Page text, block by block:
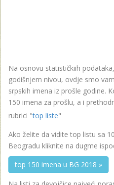
Na osnovu statističkiih
godišnjem nivou, ovdje smo
srpskih imena iz prošle godine.
150 imena za prošlu, a i
rubrici "top liste"
Ako želite da vidite top listu sa
Beogradu kliknite na dugme
top 150 imena u BG 2018 »